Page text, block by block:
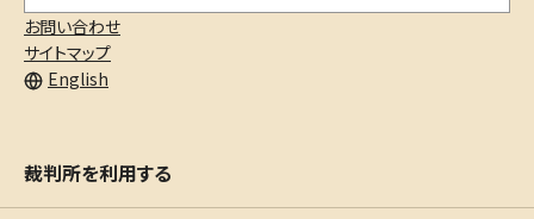
お問い合わせ
サイトマップ
English
内
検
裁判所を利用する